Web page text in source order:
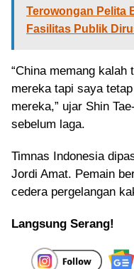
Terowongan Pelita
Fasilitas Publik
“China memang
mereka tapi saya
mereka,” ujar Shin
sebelum laga.
Timnas Indonesia
Jordi Amat. Pemain
cedera pergelangan
Langsung Serang!